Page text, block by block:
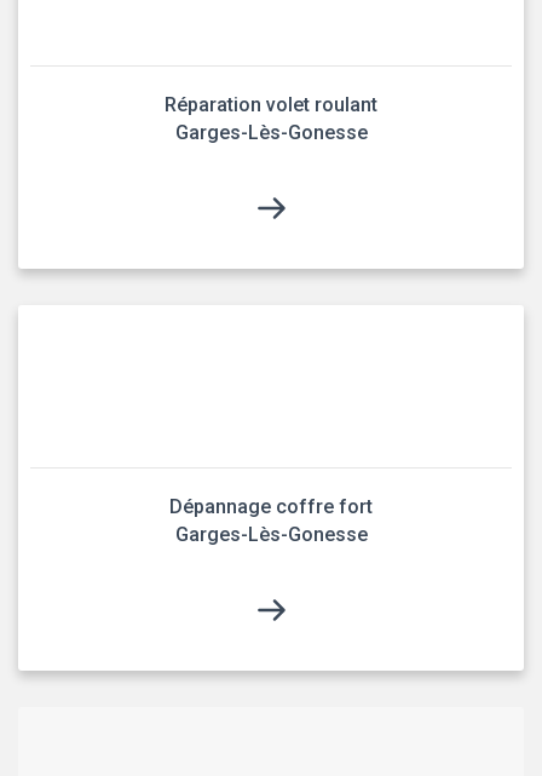
Réparation volet roulant
Garges-Lès-Gonesse
Dépannage coffre fort
Garges-Lès-Gonesse